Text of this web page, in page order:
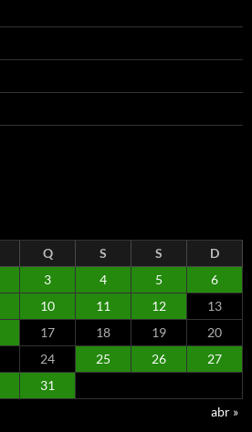
Q S S
D
3 4 5
6
10 11 12
13
17 18 19
20
24 25 26
27
31
abr »